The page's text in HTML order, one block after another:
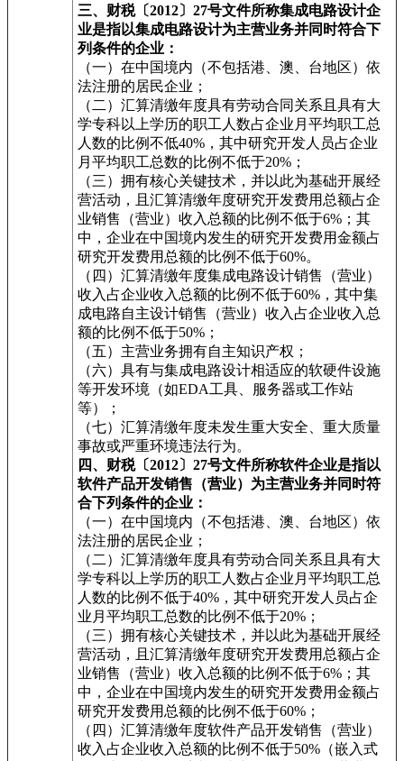
三、财税〔2012〕27号文件所称集成电路设计企
业是指以集成电路设计为主营业务并同时符合下
列条件的企业：
（一）在中国境内（不包括港、澳、台地区）依
法注册的居民企业；
（二）汇算清缴年度具有劳动合同关系且具有大
学专科以上学历的职工人数占企业月平均职工总
人数的比例不低40%，其中研究开发人员占企业
月平均职工总数的比例不低于20%；
（三）拥有核心关键技术，并以此为基础开展经
营活动，且汇算清缴年度研究开发费用总额占企
业销售（营业）收入总额的比例不低于6%；其
中，企业在中国境内发生的研究开发费用金额占
研究开发费用总额的比例不低于60%。
（四）汇算清缴年度集成电路设计销售（营业）
收入占企业收入总额的比例不低于60%，其中集
成电路自主设计销售（营业）收入占企业收入总
额的比例不低于50%；
（五）主营业务拥有自主知识产权；
（六）具有与集成电路设计相适应的软硬件设施
等开发环境（如EDA工具、服务器或工作站
等）；
（七）汇算清缴年度未发生重大安全、重大质量
事故或严重环境违法行为。
四、财税〔2012〕27号文件所称软件企业是指以
软件产品开发销售（营业）为主营业务并同时符
合下列条件的企业：
（一）在中国境内（不包括港、澳、台地区）依
法注册的居民企业；
（二）汇算清缴年度具有劳动合同关系且具有大
学专科以上学历的职工人数占企业月平均职工总
人数的比例不低于40%，其中研究开发人员占企
业月平均职工总数的比例不低于20%；
（三）拥有核心关键技术，并以此为基础开展经
营活动，且汇算清缴年度研究开发费用总额占企
业销售（营业）收入总额的比例不低于6%；其
中，企业在中国境内发生的研究开发费用金额占
研究开发费用总额的比例不低于60%；
（四）汇算清缴年度软件产品开发销售（营业）
收入占企业收入总额的比例不低于50%（嵌入式